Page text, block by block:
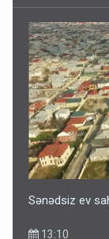
Sənədsiz ev
13:10